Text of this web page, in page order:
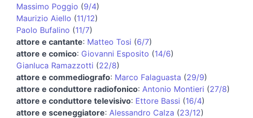
Massimo Poggio (9/4)
Maurizio Aiello (11/12)
Paolo Bufalino (11/7)
attore e cantante: Matteo Tosi (6/7)
attore e comico: Giovanni Esposito (14/6)
Gianluca Ramazzotti (22/8)
attore e commediografo: Marco Falaguasta (29/9)
attore e conduttore radiofonico: Antonio Montieri (27/8)
attore e conduttore televisivo: Ettore Bassi (16/4)
attore e sceneggiatore: Alessandro Calza (23/12)